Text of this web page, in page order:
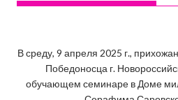
В среду, 9 апреля 2025 г.,
Победоносца г.
обучающем семинаре в Доме